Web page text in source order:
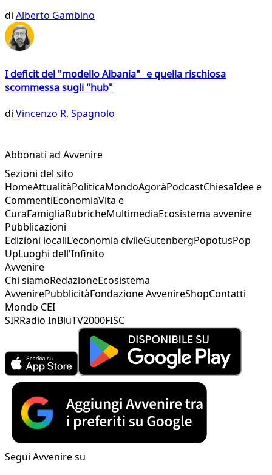
di Alberto Gambino
I deficit del "modello Albania" e quella rischiosa
scommessa sugli "hub"
di Vincenzo R. Spagnolo
Abbonati ad Avvenire
Sezioni del sito
HomeAttualitàPoliticaMondoAgoràPodcastChiesaIdee e
CommentiEconomiaVita e
CuraFamigliaRubricheMultimediaEcosistema avvenire
Pubblicazioni
Edizioni localiL'economia civileGutenbergPopotusPop
UpLuoghi dell'Infinito
Avvenire
Chi siamoRedazioneEcosistema
AvvenirePubblicitàFondazione AvvenireShopContatti
Mondo CEI
SIRRadio InBluTV2000FISC
Segui Avvenire su